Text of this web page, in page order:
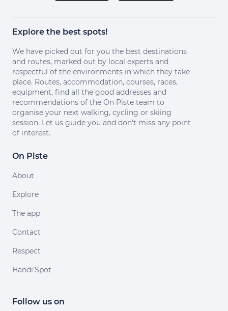
Explore the best spots!
We have picked out for you the best destinations
and routes, marked out by local experts and
respectful of the environments in which they take
place. Routes, accommodation, courses, races,
equipment, find all the good addresses and
recommendations of the On Piste team to
organise your next walking, cycling or skiing
session. Let us guide you and don't miss any point
of interest.
On Piste
About
Explore
The app
Contact
Respect
Handi'Spot
Follow us on